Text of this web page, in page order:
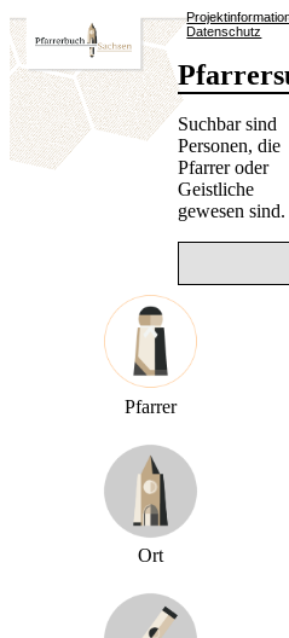
Datenschutz
Suchbar sind
Personen, die
Pfarrer oder
Geistliche
gewesen sind.
Pfarrer
Ort